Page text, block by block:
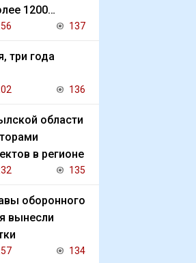
1200
137
три года
136
области
в регионе
135
оборонного
вынесли
134